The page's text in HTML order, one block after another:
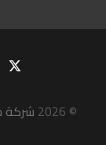
© 2026 شركة